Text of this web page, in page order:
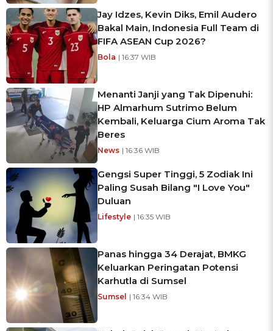
Jay Idzes, Kevin Diks, Emil Audero
Bakal Main, Indonesia Full Team di
FIFA ASEAN Cup 2026?
Bola | 16:37 WIB
Menanti Janji yang Tak Dipenuhi:
HP Almarhum Sutrimo Belum
Kembali, Keluarga Cium Aroma Tak
Beres
News | 16:36 WIB
Gengsi Super Tinggi, 5 Zodiak Ini
Paling Susah Bilang "I Love You"
Duluan
Lifestyle | 16:35 WIB
Panas hingga 34 Derajat, BMKG
Keluarkan Peringatan Potensi
Karhutla di Sumsel
Sumsel | 16:34 WIB